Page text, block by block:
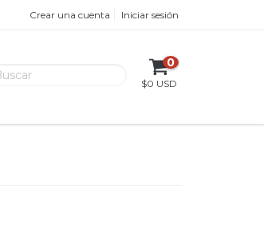
Crear una cuenta Iniciar sesión
0
$0 USD